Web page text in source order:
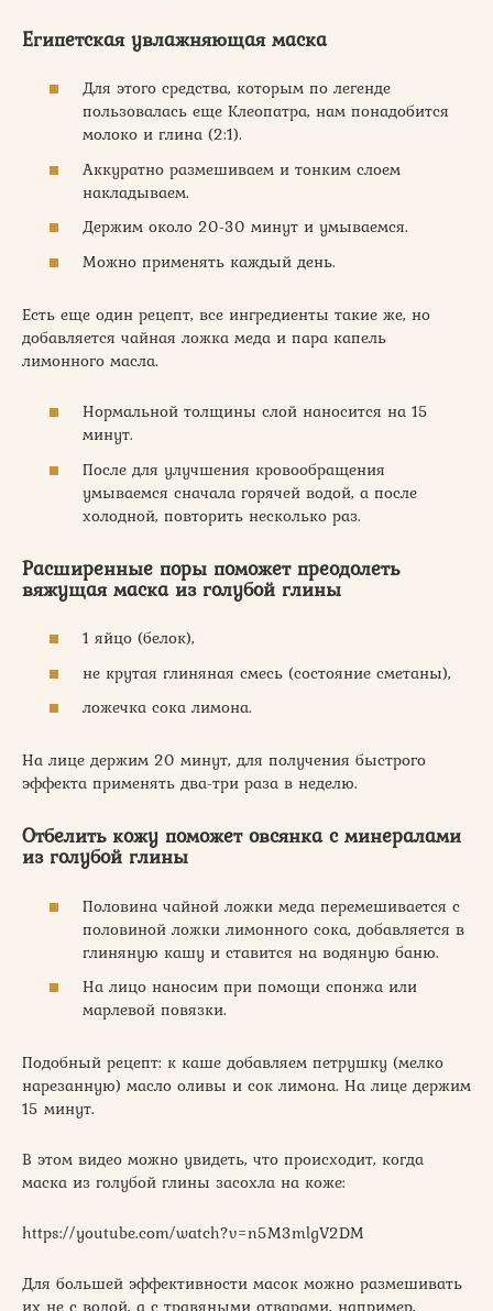
Египетская увлажняющая маска
Для этого средства, которым по легенде
пользовалась еще Клеопатра, нам понадобится
молоко и глина (2:1).
Аккуратно размешиваем и тонким слоем
накладываем.
Держим около 20-30 минут и умываемся.
Можно применять каждый день.
Есть еще один рецепт, все ингредиенты такие же, но
добавляется чайная ложка меда и пара капель
лимонного масла.
Нормальной толщины слой наносится на 15
минут.
После для улучшения кровообращения
умываемся сначала горячей водой, а после
холодной, повторить несколько раз.
Расширенные поры поможет преодолеть
вяжущая маска из голубой глины
1 яйцо (белок),
не крутая глиняная смесь (состояние сметаны),
ложечка сока лимона.
На лице держим 20 минут, для получения быстрого
эффекта применять два-три раза в неделю.
Отбелить кожу поможет овсянка с минералами
из голубой глины
Половина чайной ложки меда перемешивается с
половиной ложки лимонного сока, добавляется в
глиняную кашу и ставится на водяную баню.
На лицо наносим при помощи спонжа или
марлевой повязки.
Подобный рецепт: к каше добавляем петрушку (мелко
нарезанную) масло оливы и сок лимона. На лице держим
15 минут.
В этом видео можно увидеть, что происходит, когда
маска из голубой глины засохла на коже:
https://youtube.com/watch?v=n5M3mlgV2DM
Для большей эффективности масок можно размешивать